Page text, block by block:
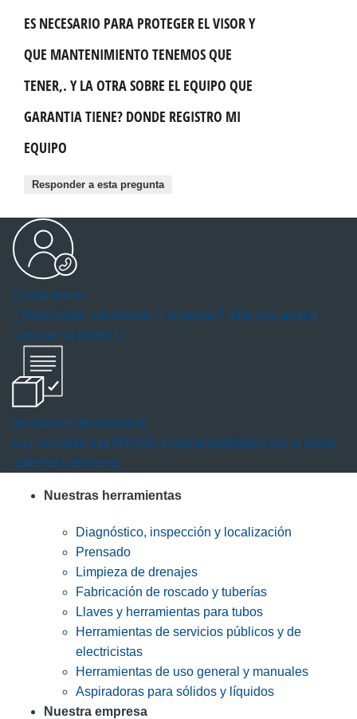
ES NECESARIO PARA PROTEGER EL VISOR Y
QUE MANTENIMIENTO TENEMOS QUE
TENER,. Y LA OTRA SOBRE EL EQUIPO QUE
GARANTIA TIENE? DONDE REGISTRO MI
EQUIPO
Responder a esta pregunta
Contáctenos
¿Tiene algún comentario o pregunta? ¡Nos encantaría
conocer su opinión!
Inscripción del producto
Las herramientas RIDGID están respaldadas por la mejor
cobertura del ramo.
Nuestras herramientas
Diagnóstico, inspección y localización
Prensado
Limpieza de drenajes
Fabricación de roscado y tuberías
Llaves y herramientas para tubos
Herramientas de servicios públicos y de
electricistas
Herramientas de uso general y manuales
Aspiradoras para sólidos y líquidos
Nuestra empresa